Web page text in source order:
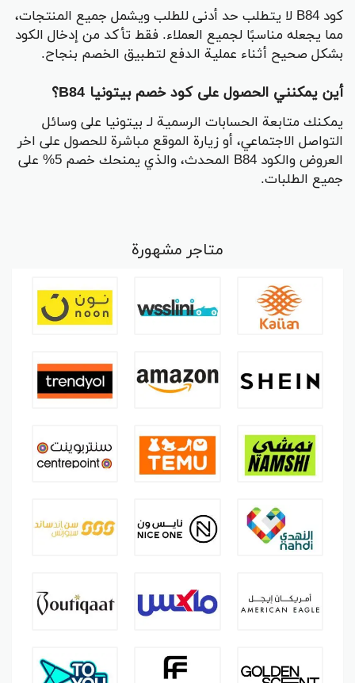
كود B84 لا يتطلب حد أدنى للطلب ويشمل جميع المنتجات،
مما يجعله مناسبًا لجميع العملاء. فقط تأكد من إدخال الكود
بشكل صحيح أثناء عملية الدفع لتطبيق الخصم بنجاح.
أين يمكنني الحصول على كود خصم بيتونيا B84؟
يمكنك متابعة الحسابات الرسمية لـ بيتونيا على وسائل
التواصل الاجتماعي، أو زيارة الموقع مباشرة للحصول على اخر
العروض والكود B84 المحدث، والذي يمنحك خصم 5% على
جميع الطلبات.
متاجر مشهورة